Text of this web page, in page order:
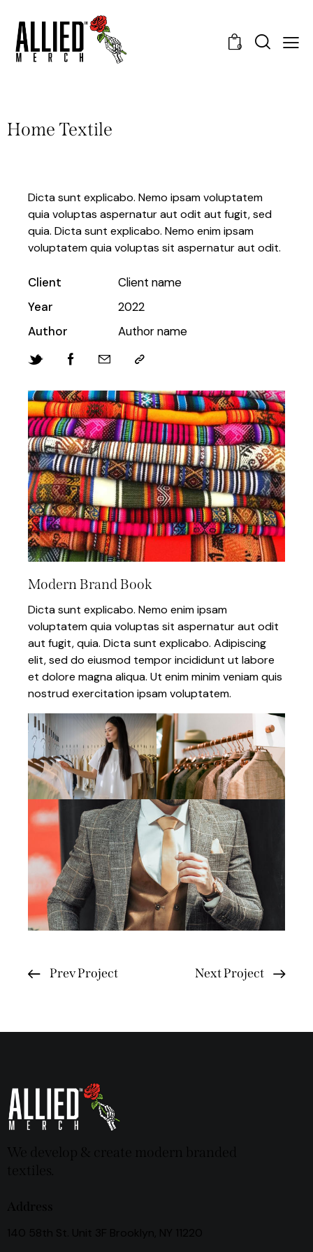
0
Home Textile
Modern Brand Book
Dicta sunt explicabo. Nemo enim ipsam
voluptatem quia voluptas sit aspernatur aut odit
aut fugit, quia. Dicta sunt explicabo. Adipiscing
elit, sed do eiusmod tempor incididunt ut labore
et dolore magna aliqua. Ut enim minim veniam quis
nostrud exercitation ipsam voluptatem.
Dicta sunt explicabo. Nemo ipsam voluptatem
quia voluptas aspernatur aut odit aut fugit, sed
quia. Dicta sunt explicabo. Nemo enim ipsam
voluptatem quia voluptas sit aspernatur aut odit.
Client
Client name
Year
2022
Author
Author name
Prev Project Next Project